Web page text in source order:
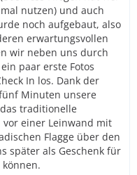
nutzen) und auch
noch aufgebaut, also
erwartungsvollen
wir neben uns durch
paar erste Fotos
In los. Dank der
Minuten unsere
traditionelle
vor einer Leinwand mit
Flagge über den
später als Geschenk für